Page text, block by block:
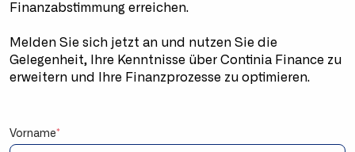
Finanzabstimmung erreichen.
Melden Sie sich jetzt an und nutzen Sie die
Gelegenheit, Ihre Kenntnisse über Continia Finance zu
erweitern und Ihre Finanzprozesse zu optimieren.
Vorname*